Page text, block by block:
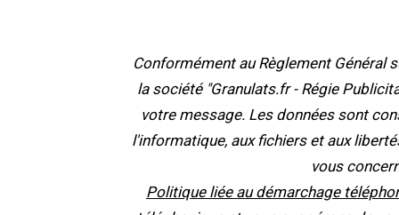
Conformément au Règlement Général
la société "Granulats.fr - Régie
votre message. Les données sont
l'informatique, aux fichiers et aux
vous
Politique liée au démarchage